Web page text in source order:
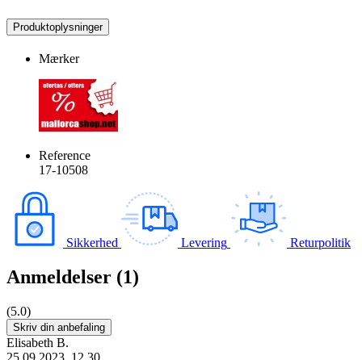
Produktoplysninger
Mærker
Reference
17-10508
Sikkerhed Levering Returpolitik
Anmeldelser (1)
(5.0)
Skriv din anbefaling
Elisabeth B.
25.09.2023, 12.30